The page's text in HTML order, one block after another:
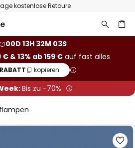
kostenlose Retoure
00D 13H 32M 02S
€ & 13% ab 159 €auf fast alles
RABATT kopieren
Bis zu -70%